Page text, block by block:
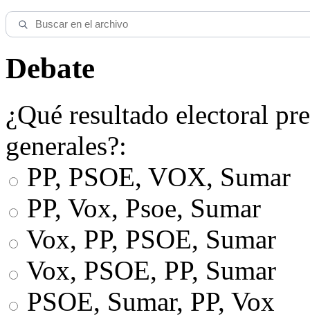
Debate
¿Qué resultado electoral
generales?:
PP, PSOE, VOX, Sumar
PP, Vox, Psoe, Sumar
Vox, PP, PSOE, Sumar
Vox, PSOE, PP, Sumar
PSOE, Sumar, PP, Vox